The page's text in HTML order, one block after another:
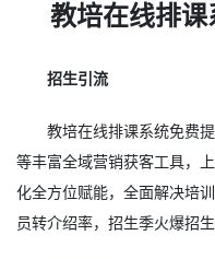
教培在线排课
招生引流
教培在线排课系统免费
等丰富全域营销获客工具，
化全方位赋能，全面解决培
员转介绍率，招生季火爆招生